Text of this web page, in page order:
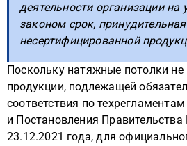
деятельности организации на
законом срок,
несертифицированной
Поскольку натяжные потолки
продукции, подлежащей
соответствия по
и Постановления
23.12.2021 года, для